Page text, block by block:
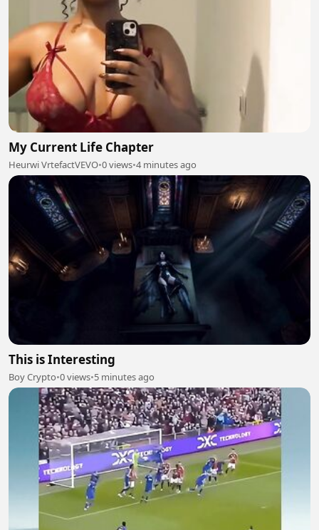
My Current Life Chapter
Heurwi VrtefactVEVO•0 views•4 minutes ago
This is Interesting
Boy Crypto•0 views•5 minutes ago